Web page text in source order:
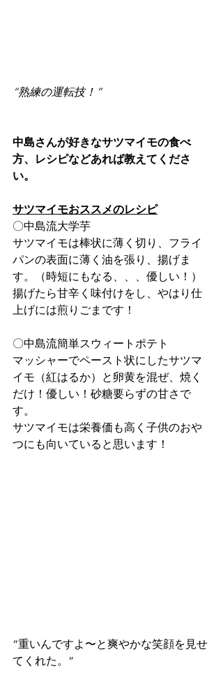
“熟練の運転技！”
中島さんが好きなサツマイモの食べ
方、レシピなどあれば教えてくださ
い。
サツマイモおススメのレシピ
〇中島流大学芋
サツマイモは棒状に薄く切り、フライ
パンの表面に薄く油を張り、揚げま
す。（時短にもなる、、、優しい！）
揚げたら甘辛く味付けをし、やはり仕
上げには煎りごまです！
〇中島流簡単スウィートポテト
マッシャーでペースト状にしたサツマ
イモ（紅はるか）と卵黄を混ぜ、焼く
だけ！優しい！砂糖要らずの甘さで
す。
サツマイモは栄養価も高く子供のおや
つにも向いていると思います！
“重いんですよ〜と爽やかな笑顔を見せ
てくれた。”